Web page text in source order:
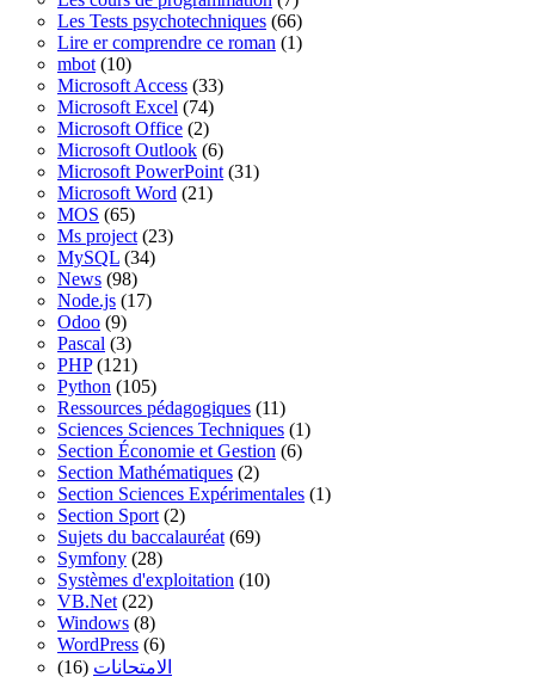
Les Tests psychotechniques (66)
Lire er comprendre ce roman (1)
mbot (10)
Microsoft Access (33)
Microsoft Excel (74)
Microsoft Office (2)
Microsoft Outlook (6)
Microsoft PowerPoint (31)
Microsoft Word (21)
MOS (65)
Ms project (23)
MySQL (34)
News (98)
Node.js (17)
Odoo (9)
Pascal (3)
PHP(121)
Python (105)
Ressources pédagogiques (11)
Sciences Sciences Techniques (1)
Section Économie et Gestion (6)
Section Mathématiques (2)
Section Sciences Expérimentales (1)
Section Sport (2)
Sujets du baccalauréat (69)
Symfony (28)
Systèmes d'exploitation (10)
VB.Net (22)
Windows (8)
WordPress (6)
الامتحانات (16)